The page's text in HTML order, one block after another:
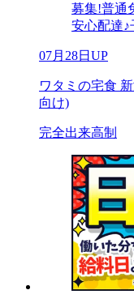
募集!普通
安心配達♪
07月28日UP
ワタミの宅食
向け)
完全出来高制